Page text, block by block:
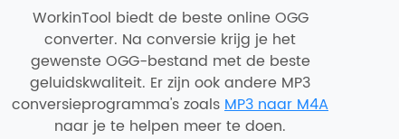
WorkinTool biedt de beste online OGG
converter. Na conversie krijg je het
gewenste OGG-bestand met de beste
geluidskwaliteit. Er zijn ook andere MP3
conversieprogramma's zoalsMP3 naar M4A
naar je te helpen meer te doen.